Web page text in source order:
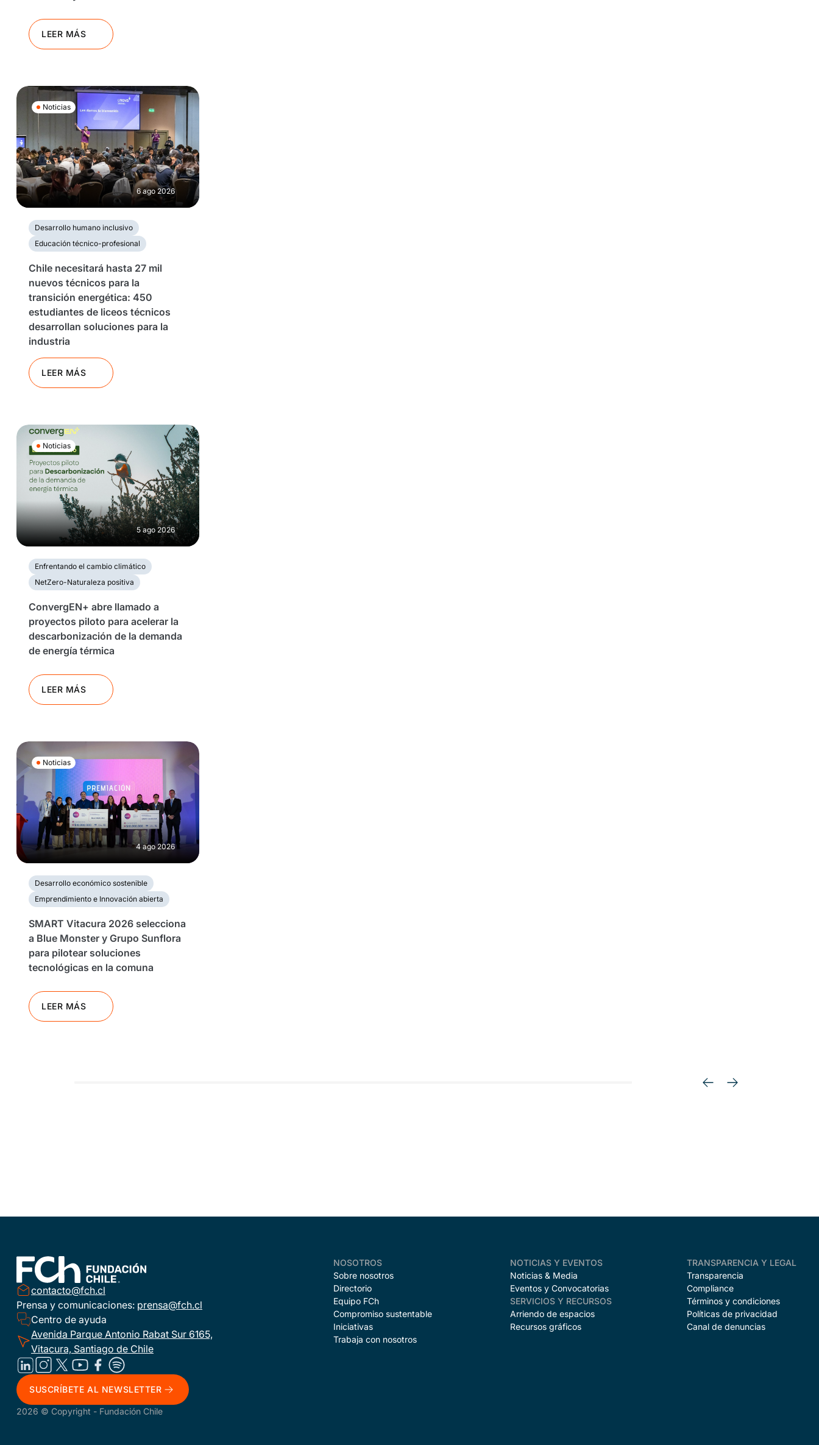
LEER MÁS
Noticias
6 ago 2026
Desarrollo humano inclusivo
Educación técnico-profesional
Chile necesitará hasta 27 mil
nuevos técnicos para la
transición energética: 450
estudiantes de liceos técnicos
desarrollan soluciones para la
industria
LEER MÁS
Noticias
5 ago 2026
Enfrentando el cambio climático
NetZero-Naturaleza positiva
ConvergEN+ abre llamado a
proyectos piloto para acelerar la
descarbonización de la demanda
de energía térmica
LEER MÁS
Noticias
4 ago 2026
Desarrollo económico sostenible
Emprendimiento e Innovación abierta
SMART Vitacura 2026 selecciona
a Blue Monster y Grupo Sunflora
para pilotear soluciones
tecnológicas en la comuna
LEER MÁS
contacto@fch.cl
Prensa y comunicaciones: prensa@fch.cl
Centro de ayuda
Avenida Parque Antonio Rabat Sur 6165,
Vitacura, Santiago de Chile
NOSOTROS
Sobre nosotros
Directorio
Equipo FCh
Compromiso sustentable
Iniciativas
Trabaja con nosotros
NOTICIAS Y EVENTOS
Noticias & Media
Eventos y Convocatorias
SERVICIOS Y RECURSOS
Arriendo de espacios
Recursos gráficos
TRANSPARENCIA Y LEGAL
Transparencia
Compliance
Términos y condiciones
Políticas de privacidad
Canal de denuncias
SUSCRÍBETE AL NEWSLETTER
2026 © Copyright - Fundación Chile